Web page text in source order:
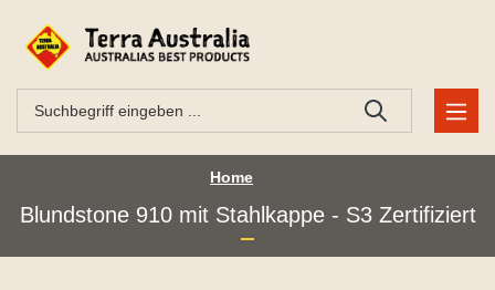
Home
Blundstone 910 mit Stahlkappe - S3 Zertifiziert